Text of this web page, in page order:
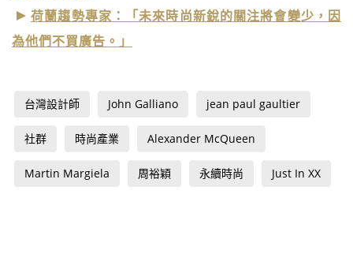
荷蘭趨勢專家：「未來時尚新銳的關注將會變少，因
為他們不買廣告。」
台灣設計師 John Galliano jean paul gaultier
社群 時尚產業 Alexander McQueen
Martin Margiela 周裕穎 永續時尚 Just In XX